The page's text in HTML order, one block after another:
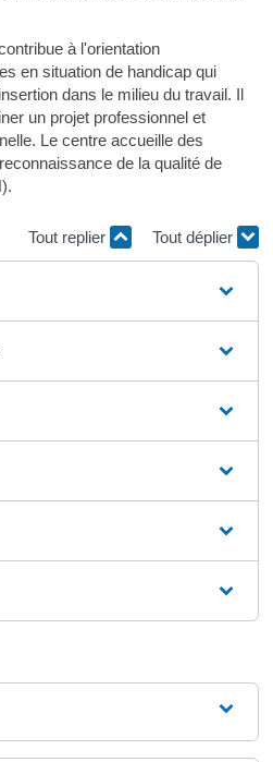
à l'orientation
en situation de handicap qui
dans le milieu du travail. Il
un projet professionnel et
Le centre accueille des
de la qualité de
Tout replier Tout déplier